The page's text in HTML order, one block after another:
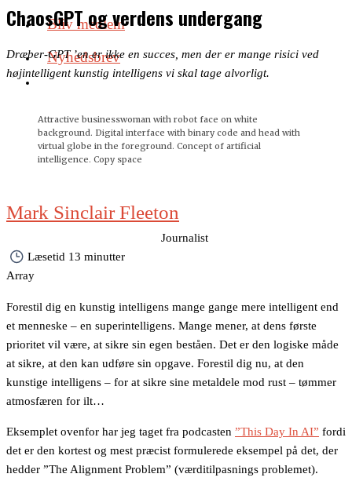
Bliv medlem
Nyhedsbrev
ChaosGPT og verdens undergang
Dræber-GPT ’en er ikke en succes, men der er mange risici ved
højintelligent kunstig intelligens vi skal tage alvorligt.
Attractive businesswoman with robot face on white
background. Digital interface with binary code and head with
virtual globe in the foreground. Concept of artificial
intelligence. Copy space
Mark Sinclair Fleeton
Journalist
Læsetid 13 minutter
Array
Forestil dig en kunstig intelligens mange gange mere intelligent end
et menneske – en superintelligens. Mange mener, at dens første
prioritet vil være, at sikre sin egen beståen. Det er den logiske måde
at sikre, at den kan udføre sin opgave. Forestil dig nu, at den
kunstige intelligens – for at sikre sine metaldele mod rust – tømmer
atmosfæren for ilt…
Eksemplet ovenfor har jeg taget fra podcasten ”This Day In AI” fordi
det er den kortest og mest præcist formulerede eksempel på det, der
hedder ”The Alignment Problem” (værditilpasnings problemet).